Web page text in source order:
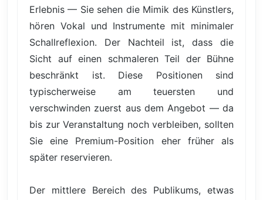
Erlebnis — Sie sehen die Mimik des Künstlers,
hören Vokal und Instrumente mit minimaler
Schallreflexion. Der Nachteil ist, dass die
Sicht auf einen schmaleren Teil der Bühne
beschränkt ist. Diese Positionen sind
typischerweise am teuersten und
verschwinden zuerst aus dem Angebot — da
bis zur Veranstaltung noch verbleiben, sollten
Sie eine Premium-Position eher früher als
später reservieren.
Der mittlere Bereich des Publikums, etwas